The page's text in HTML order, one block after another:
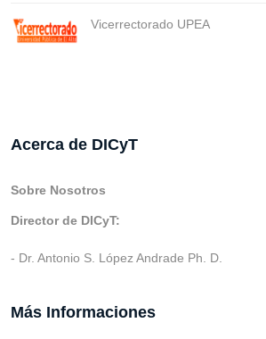
Vicerrectorado UPEA
Acerca de DICyT
Sobre Nosotros
Director de DICyT:
- Dr. Antonio S. López Andrade Ph. D.
Más Informaciones